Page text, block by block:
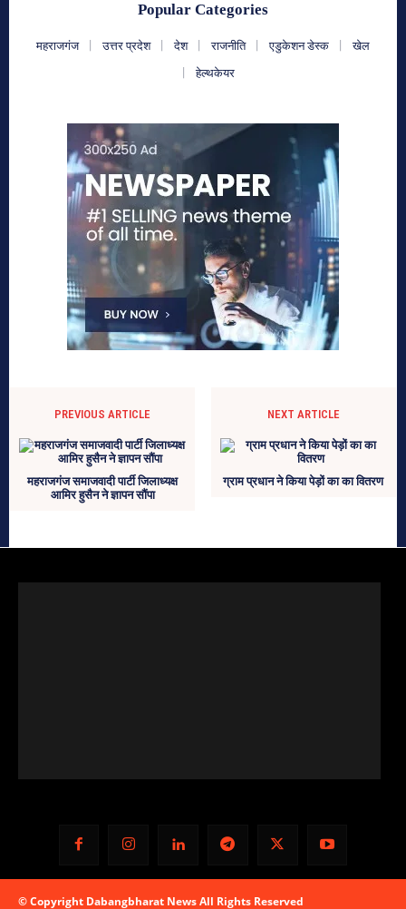
Popular Categories
महराजगंज उत्तर प्रदेश देश राजनीति एडुकेशन डेस्क
खेल
हेल्थकेयर
PREVIOUS ARTICLE
महराजगंज समाजवादी पार्टी जिलाध्यक्ष
आमिर हुसैन ने ज्ञापन सौंपा
NEXT ARTICLE
ग्राम प्रधान ने किया पेड़ों का का वितरण
© Copyright Dabangbharat News All Rights Reserved